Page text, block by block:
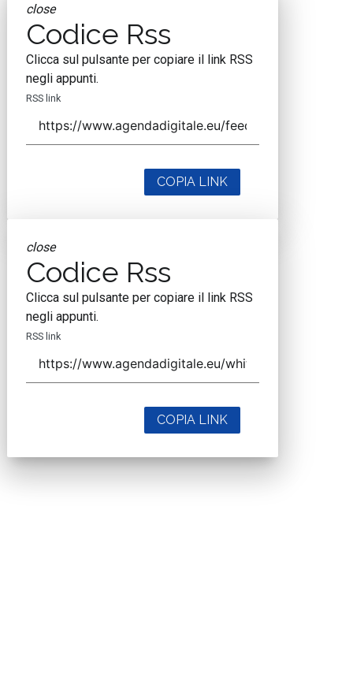
close
Codice Rss
Clicca sul pulsante per copiare il link RSS
negli appunti.
RSS link
COPIA LINK
close
Codice Rss
Clicca sul pulsante per copiare il link RSS
negli appunti.
RSS link
COPIA LINK